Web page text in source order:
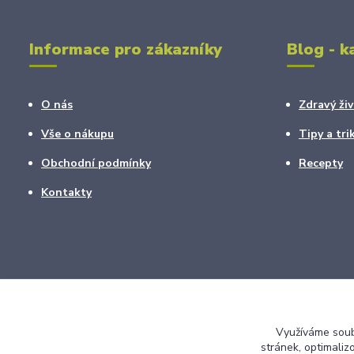
Informace pro zákazníky
O nás
Vše o nákupu
Obchodní podmínky
Kontakty
Blog -
Zdravý
Tipy a
Recepty
Využíváme
stránek,